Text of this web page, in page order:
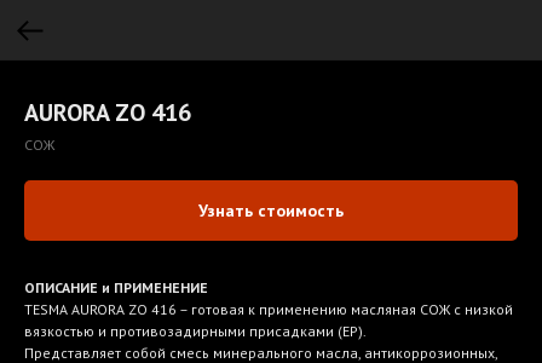
AURORA ZO 416
СОЖ
Узнать стоимость
ОПИСАНИЕ и ПРИМЕНЕНИЕ
TESMA AURORA ZO 416 – готовая к применению масляная СОЖ с низкой
вязкостью и противозадирными присадками (EP).
Представляет собой смесь минерального масла, антикоррозионных,